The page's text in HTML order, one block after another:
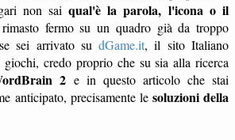
non saiqual'è la parola, l'icona o il
fermo su un quadro già da troppo
sei arrivato sudGame.it, il sito Italiano
credo proprio che su sia alla ricerca
2 e in questo articolo che stai
anticipato, precisamente le soluzioni della